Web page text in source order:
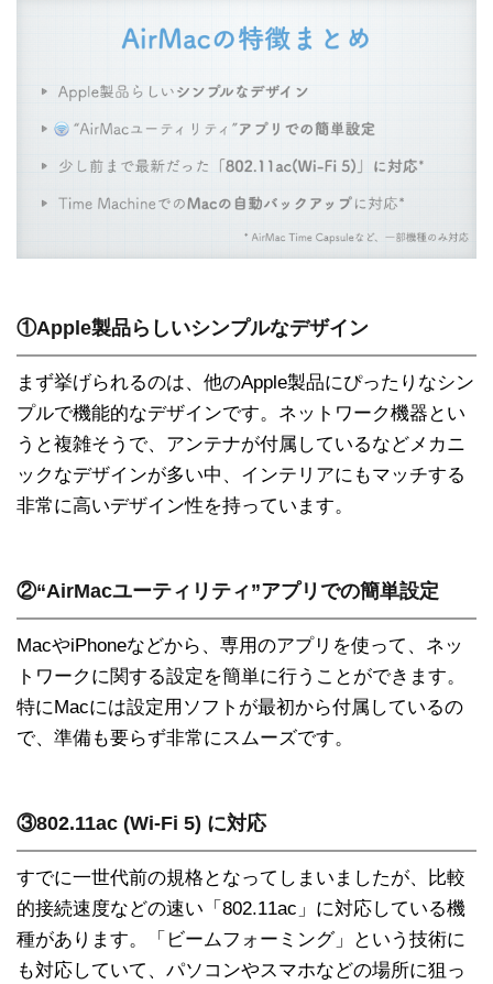
①Apple製品らしいシンプルなデザイン
まず挙げられるのは、他のApple製品にぴったりなシン
プルで機能的なデザインです。ネットワーク機器とい
うと複雑そうで、アンテナが付属しているなどメカニ
ックなデザインが多い中、インテリアにもマッチする
非常に高いデザイン性を持っています。
②“AirMacユーティリティ”アプリでの簡単設定
MacやiPhoneなどから、専用のアプリを使って、ネッ
トワークに関する設定を簡単に行うことができます。
特にMacには設定用ソフトが最初から付属しているの
で、準備も要らず非常にスムーズです。
③802.11ac (Wi-Fi 5) に対応
すでに一世代前の規格となってしまいましたが、比較
的接続速度などの速い「802.11ac」に対応している機
種があります。「ビームフォーミング」という技術に
も対応していて、パソコンやスマホなどの場所に狙っ